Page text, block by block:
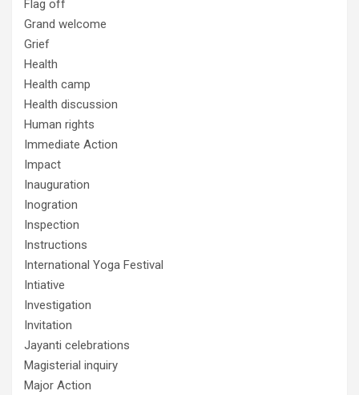
Flag off
Grand welcome
Grief
Health
Health camp
Health discussion
Human rights
Immediate Action
Impact
Inauguration
Inogration
Inspection
Instructions
International Yoga Festival
Intiative
Investigation
Invitation
Jayanti celebrations
Magisterial inquiry
Major Action